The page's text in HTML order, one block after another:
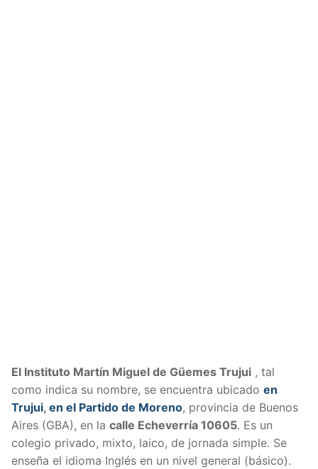
El Instituto Martín Miguel de Güemes Trujui , tal
como indica su nombre, se encuentra ubicado en
Trujui, en el Partido de Moreno, provincia de Buenos
Aires (GBA), en la calle Echeverría 10605. Es un
colegio privado, mixto, laico, de jornada simple. Se
enseña el idioma Inglés en un nivel general (básico).